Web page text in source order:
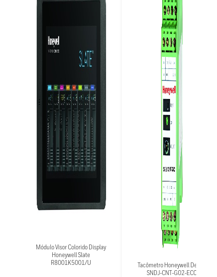
Módulo Visor Colorido Display
Honeywell Slate
R8001K5001/U
Tacômetro Honeywell Delphi
SNDJ-CNT-G02-ECC